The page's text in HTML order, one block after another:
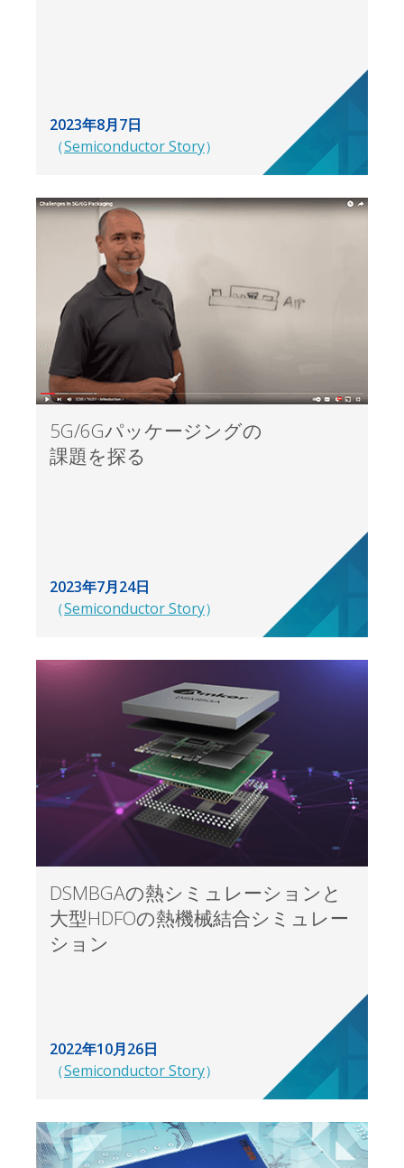
2023年8月7日
（Semiconductor Story）
5G/6Gパッケージングの
課題を探る
2023年7月24日
（Semiconductor Story）
DSMBGAの熱シミュレーションと
大型HDFOの熱機械結合シミュレー
ション
2022年10月26日
（Semiconductor Story）